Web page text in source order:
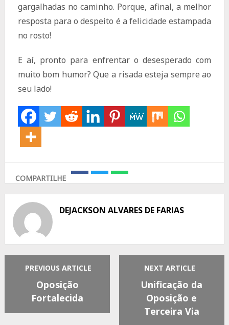
gargalhadas no caminho. Porque, afinal, a melhor
resposta para o despeito é a felicidade estampada
no rosto!
E aí, pronto para enfrentar o desesperado com
muito bom humor? Que a risada esteja sempre ao
seu lado!
COMPARTILHE
on
Facebook
on
Twitter
on
Whatsapp
DEJACKSON ALVARES DE FARIAS
PREVIOUS ARTICLE
Oposição
Fortalecida
NEXT ARTICLE
Unificação da
Oposição e
Terceira Via